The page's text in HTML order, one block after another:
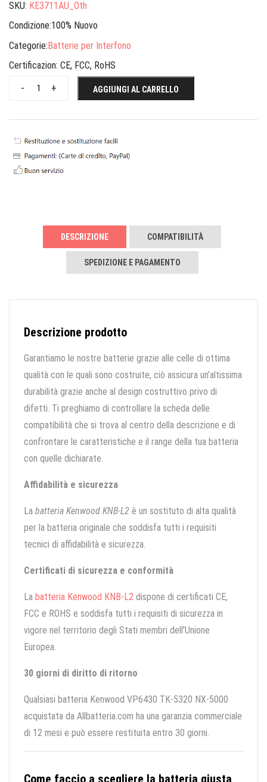
SKU: KE3711AU_Oth
Condizione:100% Nuovo
Categorie:Batterie per Interfono
Certificazion: CE, FCC, RoHS
+
- AGGIUNGI AL CARRELLO
DESCRIZIONE COMPATIBILITÀ
SPEDIZIONE E PAGAMENTO
Descrizione prodotto
Garantiamo le nostre batterie grazie alle celle di ottima
qualità con le quali sono costruite, ciò assicura un’altissima
durabilità grazie anche al design costruttivo privo di
difetti. Ti preghiamo di controllare la scheda delle
compatibilità che si trova al centro della descrizione e di
confrontare le caratteristiche e il range della tua batteria
con quelle dichiarate.
Affidabilità e sicurezza
La batteria Kenwood KNB-L2 è un sostituto di alta qualità
per la batteria originale che soddisfa tutti i requisiti
tecnici di affidabilità e sicurezza.
Certificati di sicurezza e conformità
La batteria Kenwood KNB-L2 dispone di certificati CE,
FCC e ROHS e soddisfa tutti i requisiti di sicurezza in
vigore nel territorio degli Stati membri dell'Unione
Europea.
30 giorni di diritto di ritorno
Qualsiasi batteria Kenwood VP6430 TK-5320 NX-5000
acquistata da Allbatteria.com ha una garanzia commerciale
di 12 mesi e può essere restituita entro 30 giorni.